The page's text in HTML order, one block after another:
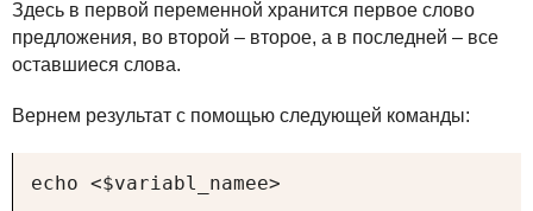
Здесь в первой переменной хранится первое слово
предложения, во второй – второе, а в последней – все
оставшиеся слова.
Вернем результат с помощью следующей команды:
echo <$variabl_namee>